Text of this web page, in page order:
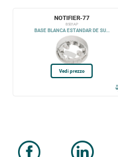
NOTIFIER-77
B501AP
BASE BLANCA ESTANDAR DE SU...
Vedi prezzo